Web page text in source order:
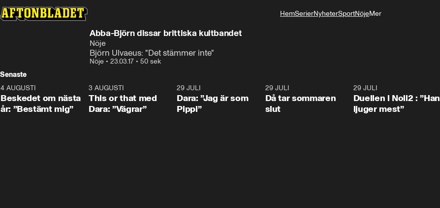
HemSerierNyheterSportNöjeMer
Abba-Björn dissar brittiska kultbandet
Nöje
Björn Ulvaeus: "Det stämmer inte"
Nöje • 23.03.17 • 50 sek
Senaste
0:24
4 AUGUSTI
Beskedet om nästa
år: ”Bestämt mig”
1:02
3 AUGUSTI
This or that med
Dara: ”Vägrar”
29 JULI
Dara: ”Jag är som
Pippi”
29 JULI
Då tar sommaren
slut
29 JULI
Duellen i Noll2 : ”Han
ljuger mest”